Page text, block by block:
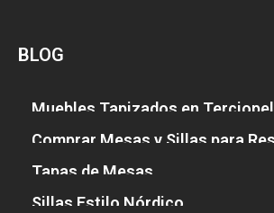
BLOG
Muebles Tapizados en
Comprar Mesas y Sillas para
Tapas de Mesas
Sillas Estilo Nórdico